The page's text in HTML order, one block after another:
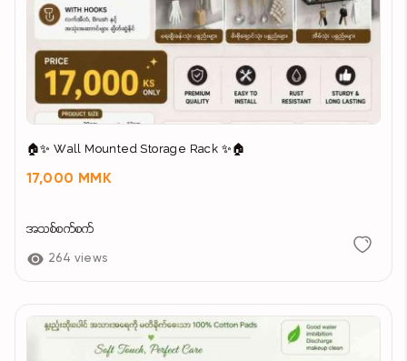
🏠✨ Wall Mounted Storage Rack ✨🏠
17,000 MMK
အသစ်စက်စက်
264 views